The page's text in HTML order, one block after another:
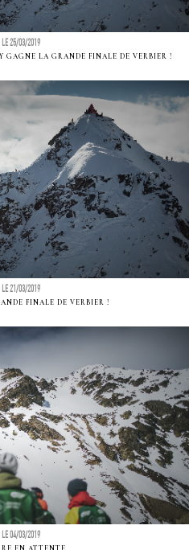
25/03/2019
GAGNE LA GRANDE FINALE DE VERBIER !
21/03/2019
FINALE DE VERBIER !
04/03/2019